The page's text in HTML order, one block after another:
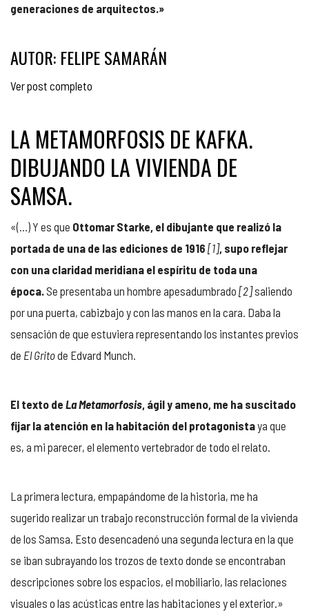
generaciones de arquitectos.»
AUTOR: FELIPE SAMARÁN
Ver post completo
LA METAMORFOSIS DE KAFKA.
DIBUJANDO LA VIVIENDA DE
SAMSA.
«(…) Y es que Ottomar Starke, el dibujante que realizó la
portada de una de las ediciones de 1916 [1], supo reflejar
con una claridad meridiana el espíritu de toda una
época. Se presentaba un hombre apesadumbrado [2]saliendo
por una puerta, cabizbajo y con las manos en la cara. Daba la
sensación de que estuviera representando los instantes previos
de El Gritode Edvard Munch.
El texto de La Metamorfosis , ágil y ameno, me ha suscitado
fijar la atención en la habitación del protagonistaya que
es, a mi parecer, el elemento vertebrador de todo el relato.
La primera lectura, empapándome de la historia, me ha
sugerido realizar un trabajo reconstrucción formal de la vivienda
de los Samsa. Esto desencadenó una segunda lectura en la que
se iban subrayando los trozos de texto donde se encontraban
descripciones sobre los espacios, el mobiliario, las relaciones
visuales o las acústicas entre las habitaciones y el exterior.»